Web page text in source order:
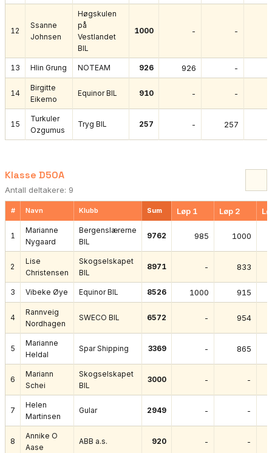
12
Ssanne
Johnsen
Høgskulen
på
Vestlandet
BIL
1000 - -
13 Hlin Grung NOTEAM 926 926 -
14
Birgitte
Eikemo
Equinor BIL 910 - -
15
Turkuler
Ozgumus
Tryg BIL 257 - 257
Klasse D50A
Antall deltakere: 9
# Navn Klubb Sum Løp 1 Løp 2
1
Marianne
Nygaard
Bergenslærerne
BIL
9762 985 1000
2
Lise
Christensen
Skogselskapet
BIL
8971 - 833
3 Vibeke Øye Equinor BIL 8526 1000 915
4
Rannveig
Nordhagen
SWECO BIL 6572 - 954
5
Marianne
Heldal
Spar Shipping 3369 - 865
6
Mariann
Schei
Skogselskapet
BIL
3000 - -
7
Helen
Martinsen
Gular 2949 - -
8
Annike O
Aase
ABB a.s. 920 - -